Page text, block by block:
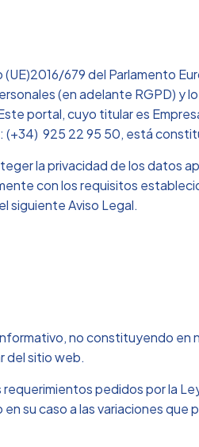
679 del Parlamento
(en adelante RGPD) y
portal, cuyo titular es
(+34) 925 22 95 50, está
la privacidad de los datos
con los requisitos
siguiente Aviso Legal.
no constituyendo en
del sitio web.
pedidos por la
su caso a las variaciones